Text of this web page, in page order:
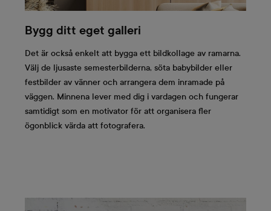
Bygg ditt eget galleri
Det är också enkelt att bygga ett bildkollage av ramarna.
Välj de ljusaste semesterbilderna, söta babybilder eller
festbilder av vänner och arrangera dem inramade på
väggen. Minnena lever med dig i vardagen och fungerar
samtidigt som en motivator för att organisera fler
ögonblick värda att fotografera.